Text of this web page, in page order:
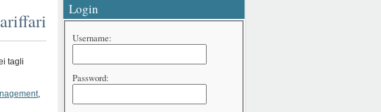
tagli
,
Login
Username:
Password: